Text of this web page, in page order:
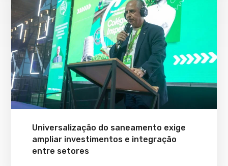
Universalização do saneamento exige
ampliar investimentos e integração
entre setores